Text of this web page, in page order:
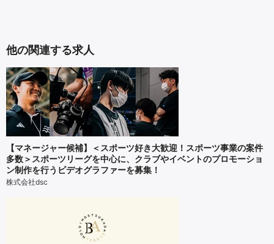
他の関連する求人
【マネージャー候補】＜スポーツ好き大歓迎！スポーツ事業の案件
多数＞スポーツリーグを中心に、クラブやイベントのプロモーショ
ン制作を行うビデオグラファーを募集！
株式会社dsc